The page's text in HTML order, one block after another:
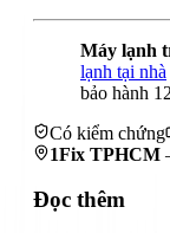
Máy lạnh
lạnh tại nhà
bảo hành
Có kiểm chứng
1Fix TPHCM
Đọc thêm